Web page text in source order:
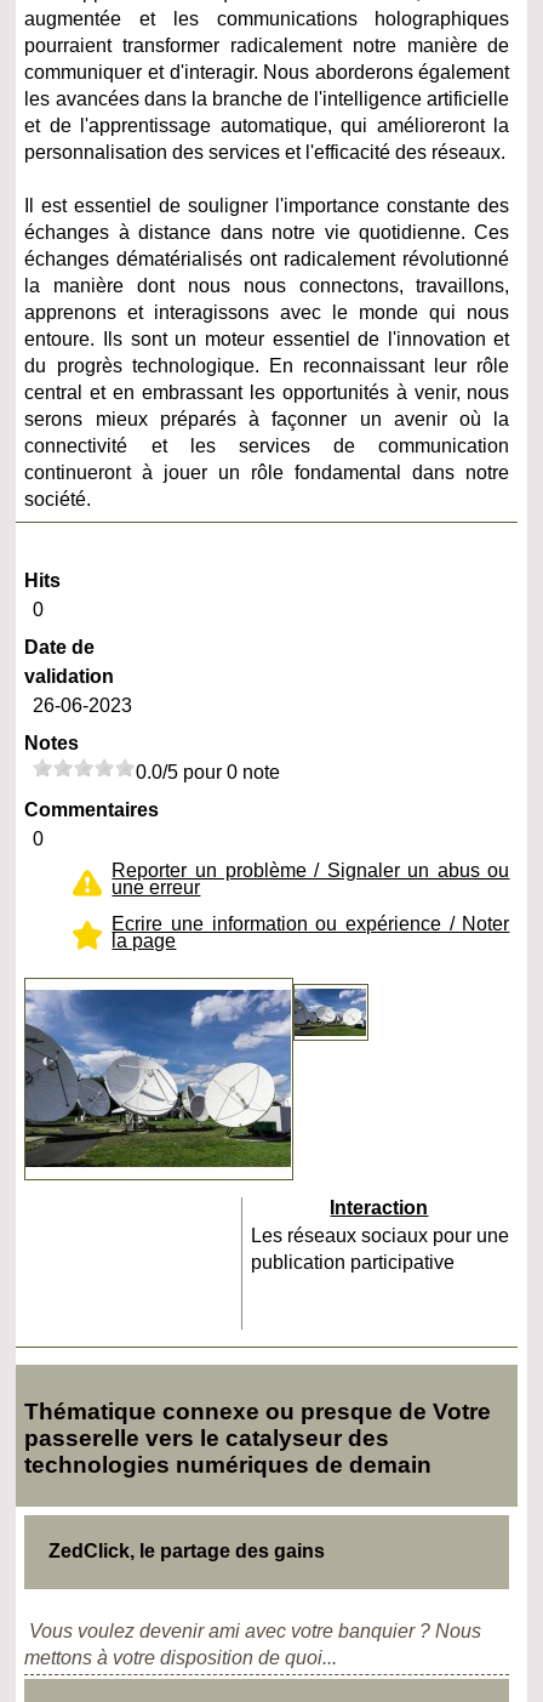
augmentée et les communications holographiques
pourraient transformer radicalement notre manière de
communiquer et d'interagir. Nous aborderons également
les avancées dans la branche de l'intelligence artificielle
et de l'apprentissage automatique, qui amélioreront la
personnalisation des services et l'efficacité des réseaux.
Il est essentiel de souligner l'importance constante des
échanges à distance dans notre vie quotidienne. Ces
échanges dématérialisés ont radicalement révolutionné
la manière dont nous nous connectons, travaillons,
apprenons et interagissons avec le monde qui nous
entoure. Ils sont un moteur essentiel de l'innovation et
du progrès technologique. En reconnaissant leur rôle
central et en embrassant les opportunités à venir, nous
serons mieux préparés à façonner un avenir où la
connectivité et les services de communication
continueront à jouer un rôle fondamental dans notre
société.
Hits
0
Date de
validation
26-06-2023
Notes
0.0/5 pour 0 note
Commentaires
0
Reporter un problème / Signaler un abus ou
une erreur
Ecrire une information ou expérience / Noter
la page
Interaction
Les réseaux sociaux pour une
publication participative
Thématique connexe ou presque de Votre
passerelle vers le catalyseur des
technologies numériques de demain
ZedClick, le partage des gains
Vous voulez devenir ami avec votre banquier ? Nous
mettons à votre disposition de quoi...